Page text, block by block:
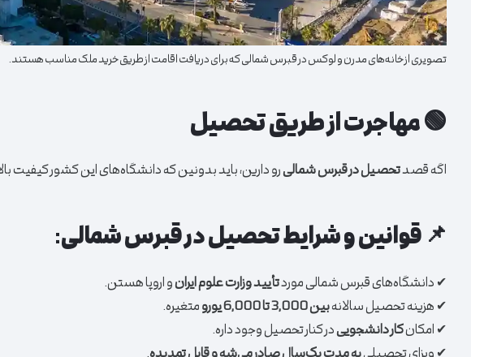
تصویری از خانه‌های مدرن و لوکس در قبرس شمالی که برای دریافت اقامت از طریق خرید ملک مناسب هستند.
🟢 مهاجرت از طریق تحصیل
اگه قصدتحصیل در قبرس شمالیرو دارین، باید بدونین که دانشگاه‌های این کشور کیفیت
📌 قوانین و شرایط تحصیل در قبرس شمالی:
✔ دانشگاه‌های قبرس شمالی موردتأیید وزارت علوم ایرانو اروپا هستن.
✔ هزینه تحصیل سالانهبین 3,000 تا 6,000 یورو
متغیره.
✔ امکانکار دانشجوییدر کنار تحصیل وجود داره.